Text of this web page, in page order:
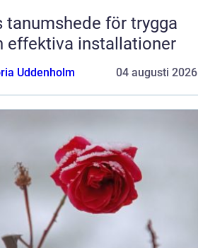
tanumshede för trygga
effektiva installationer
Uddenholm 04 augusti 2026